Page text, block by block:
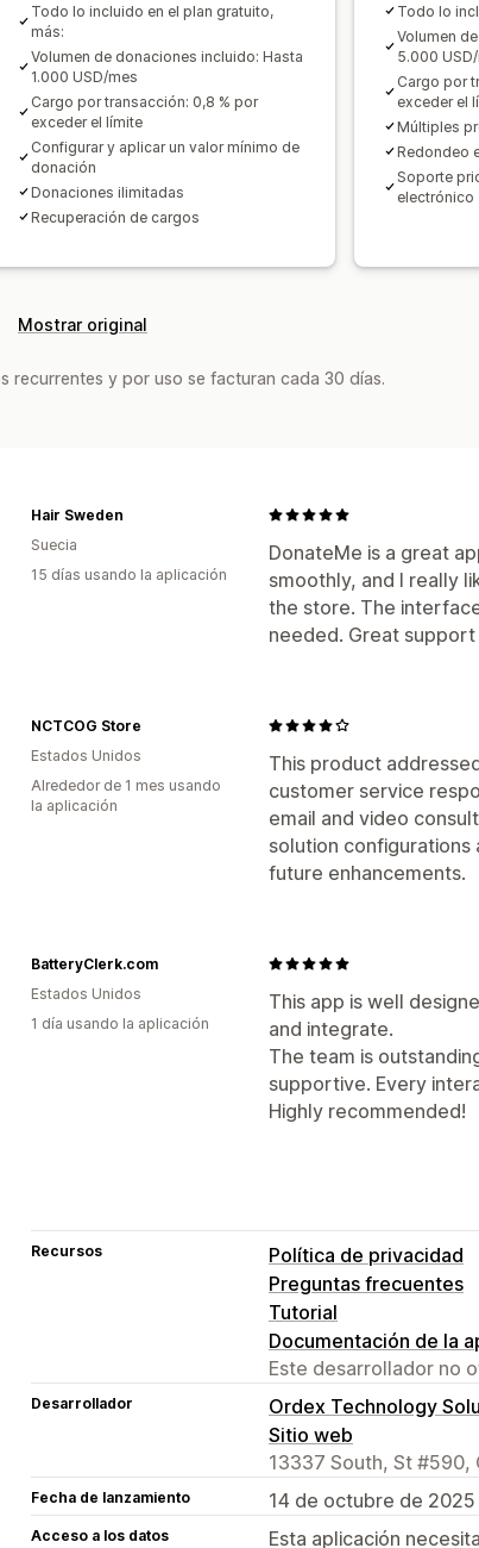
Todo lo incluido en el plan gratuito,
más:
Volumen de donaciones incluido: Hasta
1.000 USD/mes
Cargo por transacción: 0,8 % por
exceder el límite
Configurar y aplicar un valor mínimo de
donación
Donaciones ilimitadas
Recuperación de cargos
Todo lo
Volumen
5.000
Cargo por
exceder el
Múltiples
Redondeo
Soporte
electrónico
Mostrar original
recurrentes y por uso se facturan cada 30 días.
DonateMe is a great
smoothly, and I really
the store. The
needed. Great
Hair Sweden
Suecia
15 días usando la aplicación
This product
customer service
email and video
solution
future enhancements.
NCTCOG Store
Estados Unidos
Alrededor de 1 mes usando
la aplicación
This app is well
and integrate.
The team is
supportive. Every
Highly recommended!
BatteryClerk.com
Estados Unidos
1 día usando la aplicación
Recursos
Política de privacidad
Preguntas frecuentes
Tutorial
Documentación de la
Este desarrollador no
Desarrollador
Ordex Technology
Sitio web
13337 South, St #590,
Fecha de lanzamiento 14 de octubre de 2025
Acceso a los datos
Esta aplicación